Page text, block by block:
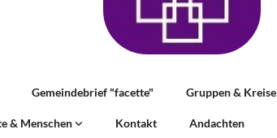
Gemeindebrief "facette" Gruppen & Kreise
& Menschen Kontakt Andachten